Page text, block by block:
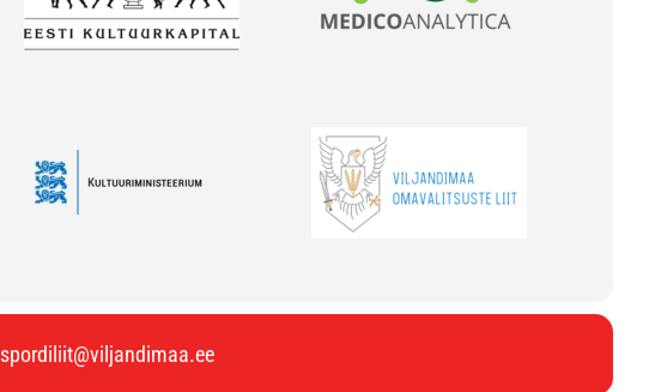
spordiliit@viljandimaa.ee